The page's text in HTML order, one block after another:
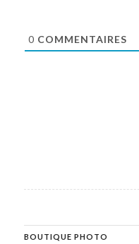
0 COMMENTAIRES
BOUTIQUE PHOTO